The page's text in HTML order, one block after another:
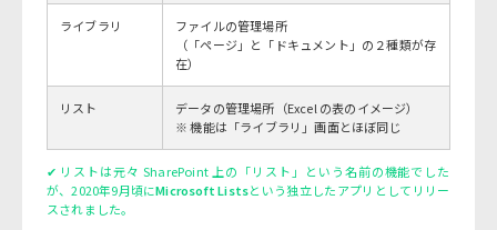
ライブラリ
ファイルの管理場所
（「ページ」と「ドキュメント」の２種類が存
在）
リスト
データの管理場所（Excel の表のイメージ）
※ 機能は「ライブラリ」画面とほぼ同じ
✔ リストは元々 SharePoint 上の「リスト」という名前の機能でした
が、2020年9月頃にMicrosoft Listsという独立したアプリとしてリリー
スされました。